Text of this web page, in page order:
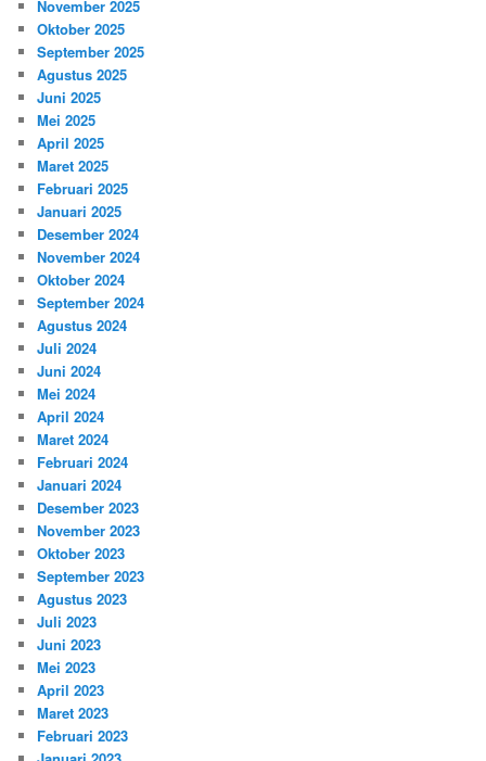
November 2025
Oktober 2025
September 2025
Agustus 2025
Juni 2025
Mei 2025
April 2025
Maret 2025
Februari 2025
Januari 2025
Desember 2024
November 2024
Oktober 2024
September 2024
Agustus 2024
Juli 2024
Juni 2024
Mei 2024
April 2024
Maret 2024
Februari 2024
Januari 2024
Desember 2023
November 2023
Oktober 2023
September 2023
Agustus 2023
Juli 2023
Juni 2023
Mei 2023
April 2023
Maret 2023
Februari 2023